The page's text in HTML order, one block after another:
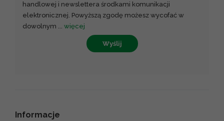
handlowej i newslettera środkami komunikacji
elektronicznej. Powyższą zgodę możesz wycofać w
dowolnym ... więcej
Wyślij
Informacje